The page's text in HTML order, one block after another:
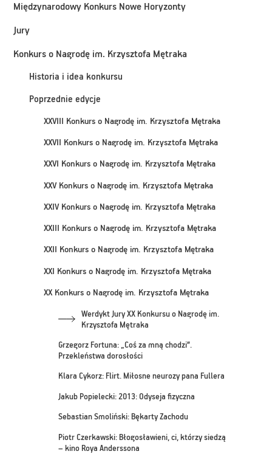
Międzynarodowy Konkurs Nowe Horyzonty
Jury
Konkurs o Nagrodę im. Krzysztofa Mętraka
Historia i idea konkursu
Poprzednie edycje
XXVIII Konkurs o Nagrodę im. Krzysztofa Mętraka
XXVII Konkurs o Nagrodę im. Krzysztofa Mętraka
XXVI Konkurs o Nagrodę im. Krzysztofa Mętraka
XXV Konkurs o Nagrodę im. Krzysztofa Mętraka
XXIV Konkurs o Nagrodę im. Krzysztofa Mętraka
XXIII Konkurs o Nagrodę im. Krzysztofa Mętraka
XXII Konkurs o Nagrodę im. Krzysztofa Mętraka
XXI Konkurs o Nagrodę im. Krzysztofa Mętraka
XX Konkurs o Nagrodę im. Krzysztofa Mętraka
Werdykt Jury XX Konkursu o Nagrodę im.
Krzysztofa Mętraka
Grzegorz Fortuna: „Coś za mną chodzi”.
Przekleństwa dorosłości
Klara Cykorz: Flirt. Miłosne neurozy pana Fullera
Jakub Popielecki: 2013: Odyseja fizyczna
Sebastian Smoliński: Bękarty Zachodu
Piotr Czerkawski: Błogosławieni, ci, którzy siedzą
– kino Roya Anderssona